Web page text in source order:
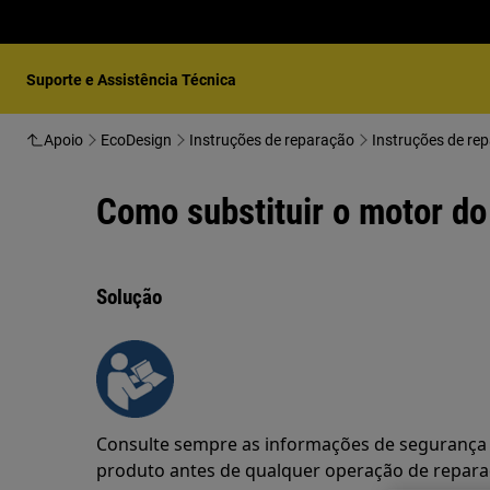
Suporte e Assistência Técnica
Apoio EcoDesign Instruções de reparação Instruções de
Como substituir o motor
Solução
Consulte sempre as informações de
produto antes de qualquer operação de